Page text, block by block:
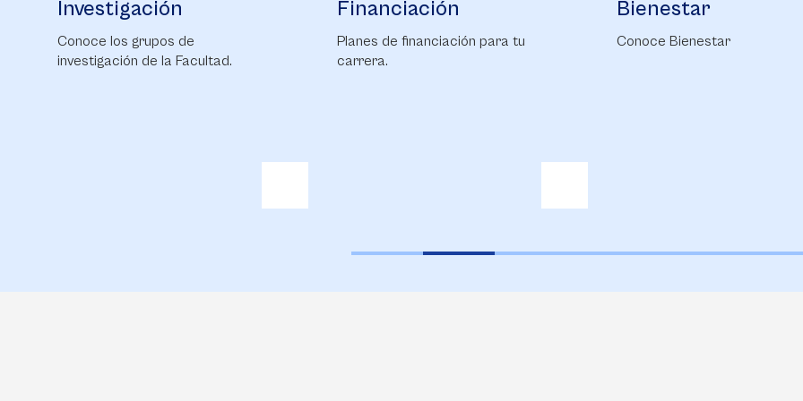
Financiación
Planes de financiación para tu
carrera.
Bienestar
Conoce Bienestar
Campus Life
Conoce nuestro Campus Life